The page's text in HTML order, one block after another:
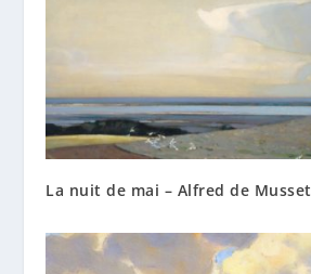
La nuit de mai – Alfred de Musset